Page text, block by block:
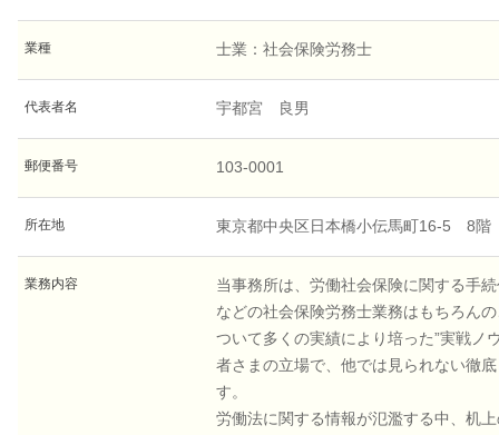
業種 士業：社会保険労務士
代表者名 宇都宮 良男
郵便番号 103-0001
所在地 東京都中央区日本橋小伝馬町16-5 8階
業務内容
当事務所は、労働社会保険に関する手
などの社会保険労務士業務はもちろん
ついて多くの実績により培った”実戦ノ
者さまの立場で、他では見られない徹
す。
労働法に関する情報が氾濫する中、机